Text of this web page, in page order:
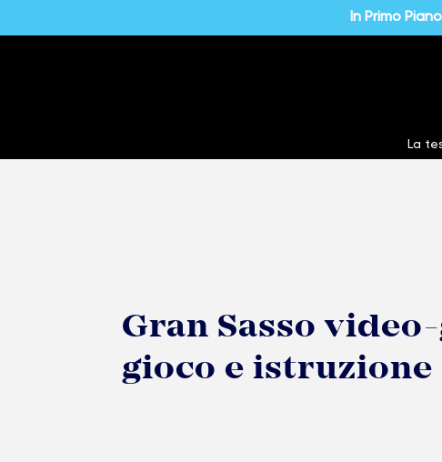
In Primo Piano
La
Gran Sasso
gioco e istruzione